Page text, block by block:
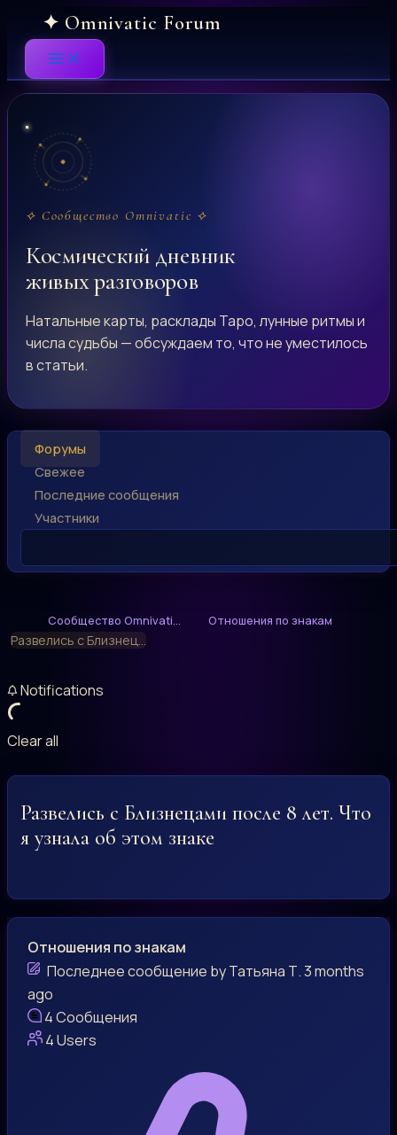
content
⟡ Сообщество Omnivatic ⟡
Космический дневник
живых разговоров
Натальные карты, расклады Таро, лунные ритмы и
числа судьбы — обсуждаем то, что не уместилось
в статьи.
Форумы
Свежее
Последние сообщения
Участники
Сообщество Omnivati... Отношения по знакам
Развелись с Близнец...
Notifications
Clear all
Развелись с Близнецами после 8 лет. Что
я узнала об этом знаке
Отношения по знакам
Последнее сообщение byТатьяна Т.3 months
ago
4Сообщения
4Users